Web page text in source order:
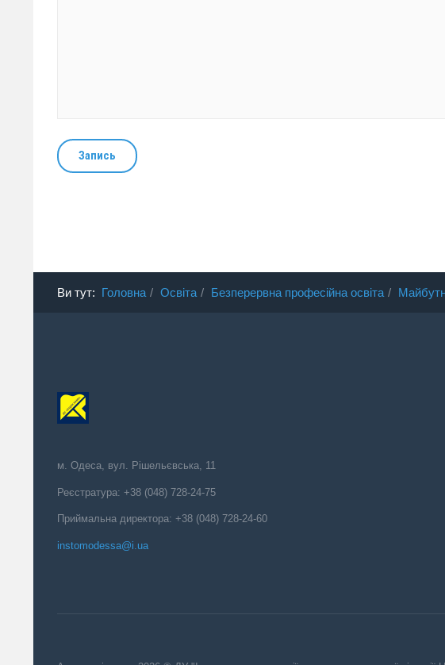
Запись
Ви тут: Головна Освіта Безперервна професійна освіта
м. Одеса, вул. Рішельєвська, 11
Реєстратура: +38 (048) 728-24-75
Приймальна директора: +38 (048) 728-24-60
instomodessa@i.ua